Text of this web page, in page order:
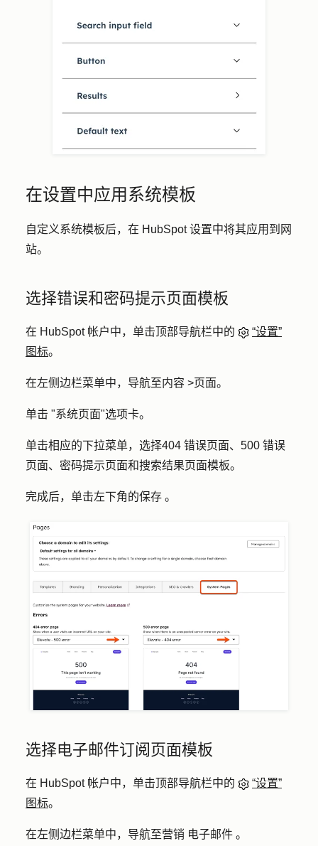
在设置中应用系统模板
自定义系统模板后，在 HubSpot 设置中将其应用到网
站。
选择错误和密码提示页面模板
在 HubSpot 帐户中，单击顶部导航栏中的
“设置”
图标。
在左侧边栏菜单中，导航至内容 >页面。
单击 "系统页面"选项卡。
单击相应的下拉菜单，选择404 错误页面、 500 错误
页面、 密码提示页面和搜索结果页面模板。
完成后，单击左下角的保存 。
选择电子邮件订阅页面模板
在 HubSpot 帐户中，单击顶部导航栏中的
“设置”
图标。
在左侧边栏菜单中，导航至营销 电子邮件 。